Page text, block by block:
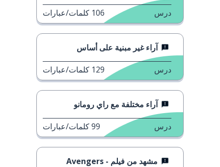
درس 106 كلمات/عبارات
آراء غير مبنية على أساس
درس 129 كلمات/عبارات
آراء مختلفة مع راي رومانو
درس 99كلمات/عبارات
مشهد من فيلم - Avengers